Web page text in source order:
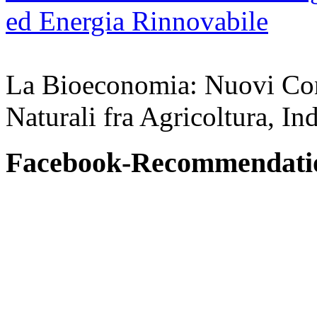
La Bioeconomia: Nuovi
Naturali fra Agricoltura,
Facebook-